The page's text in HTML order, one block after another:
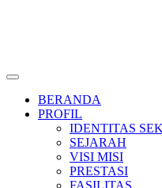
BERANDA
PROFIL
IDENTITAS
SEJARAH
VISI MISI
PRESTASI
FASILITAS